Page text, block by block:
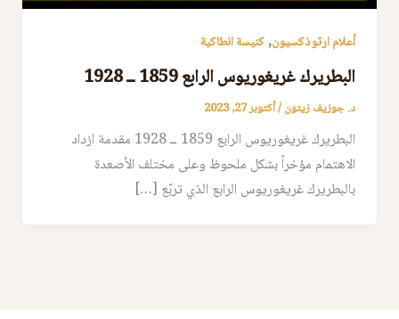
أعلام ارثوذكسيون,كنيسة انطاكية
البطريرك غريغوريوس الرابع 1859 ــ 1928
د. جوزيف زيتون/أكتوبر 27, 2023
البطريرك غريغوريوس الرابع 1859 ــ 1928 مقدمة ازداد
الاهتمام مؤخراً بشكل ملحوظ وعلى مختلف الأصعدة
بالبطريرك غريغوريوس الرابع الذي تربّع […]